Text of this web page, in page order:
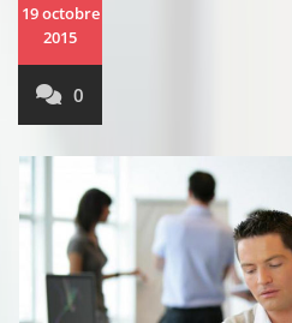
19 octobre
2015
0